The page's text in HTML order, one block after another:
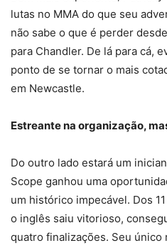
lutas no MMA do que seu
não sabe o que é perder
para Chandler. De lá para cá,
ponto de se tornar o mais
em Newcastle.
Estreante na organização,
Do outro lado estará um
Scope ganhou uma
um histórico impecável. Dos
o inglês saiu vitorioso,
quatro finalizações. Seu único